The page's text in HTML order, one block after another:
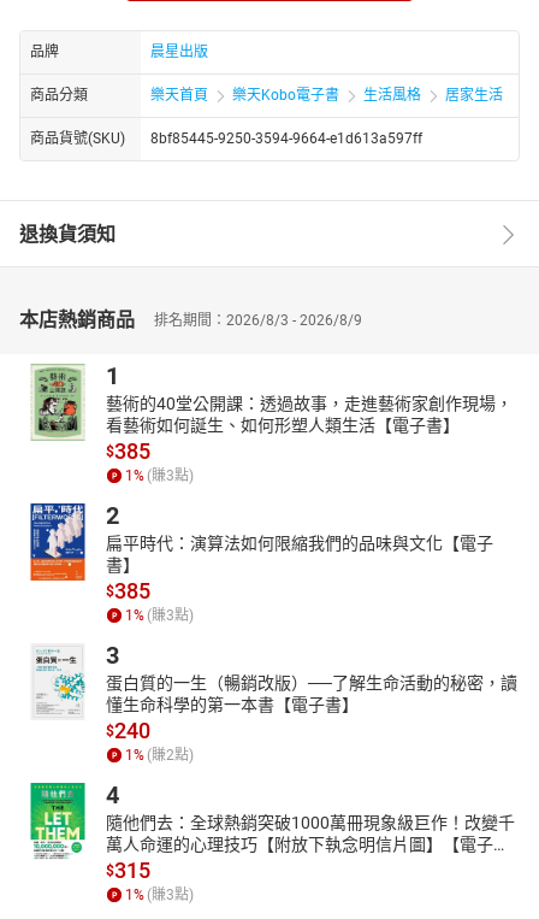
簡單閱讀，資訊豐富
教導省錢又省資源的生活方式
分10大類共有101小主題，對想要減少垃圾的人來說，這是一
個實用說明書
【作者簡介】
零垃圾運動的公認發言人，她在goingzerowaste.com上發表部落
狗娜拉（Nala）住在海灣地區。
品牌 晨星出版
商品分類 樂天首頁 樂天Kobo電子書 生活風格 居家生活
商品貨號(SKU) 8bf85445-9250-3594-9664-e1d613a597ff
退換貨須知
本店熱銷商品 排名期間：2026/8/3 - 2026/8/9
1
藝術的40堂公開課：透過故事，走進藝術家創作現場，
看藝術如何誕生、如何形塑人類生活【電子書】
$385
1 % (賺3點)
2
扁平時代：演算法如何限縮我們的品味與文化【電子
書】
$385
1 % (賺3點)
3
蛋白質的一生（暢銷改版）──了解生命活動的秘密，讀
懂生命科學的第一本書【電子書】
$240
1 % (賺2點)
4
隨他們去：全球熱銷突破1000萬冊現象級巨作！改變千
萬人命運的心理技巧【附放下執念明信片圖】【電子
書】
$315
1 % (賺3點)